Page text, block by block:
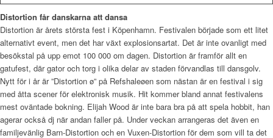
Distortion får danskarna att dansa
Distortion är årets största fest i Köpenhamn. Festivalen började som ett litet
alternativt event, men det har växt explosionsartat. Det är inte ovanligt med
besökstal på upp emot 100 000 om dagen. Distortion är framför allt en
gatufest, där gator och torg i olika delar av staden förvandlas till dansgolv.
Nytt för i år är ”Distortion ø” på Refshaleøen som nästan är en festival i sig
med åtta scener för elektronisk musik. Hit kommer bland annat festivalens
mest oväntade bokning. Elijah Wood är inte bara bra på att spela hobbit, han
agerar också dj när andan faller på. Under veckan arrangeras det även en
familjevänlig Barn-Distortion och en Vuxen-Distortion för dem som vill ta det